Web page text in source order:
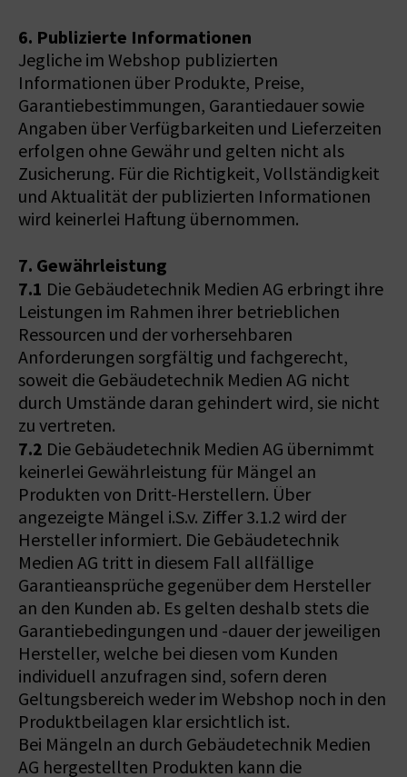
6. Publizierte Informationen
Jegliche im Webshop publizierten
Informationen über Produkte, Preise,
Garantiebestimmungen, Garantiedauer sowie
Angaben über Verfügbarkeiten und Lieferzeiten
erfolgen ohne Gewähr und gelten nicht als
Zusicherung. Für die Richtigkeit, Vollständigkeit
und Aktualität der publizierten Informationen
wird keinerlei Haftung übernommen.
7. Gewährleistung
7.1 Die Gebäudetechnik Medien AG erbringt ihre
Leistungen im Rahmen ihrer betrieblichen
Ressourcen und der vorhersehbaren
Anforderungen sorgfältig und fachgerecht,
soweit die Gebäudetechnik Medien AG nicht
durch Umstände daran gehindert wird, sie nicht
zu vertreten.
7.2 Die Gebäudetechnik Medien AG übernimmt
keinerlei Gewährleistung für Mängel an
Produkten von Dritt-Herstellern. Über
angezeigte Mängel i.S.v. Ziffer 3.1.2 wird der
Hersteller informiert. Die Gebäudetechnik
Medien AG tritt in diesem Fall allfällige
Garantieansprüche gegenüber dem Hersteller
an den Kunden ab. Es gelten deshalb stets die
Garantiebedingungen und -dauer der jeweiligen
Hersteller, welche bei diesen vom Kunden
individuell anzufragen sind, sofern deren
Geltungsbereich weder im Webshop noch in den
Produktbeilagen klar ersichtlich ist.
Bei Mängeln an durch Gebäudetechnik Medien
AG hergestellten Produkten kann die